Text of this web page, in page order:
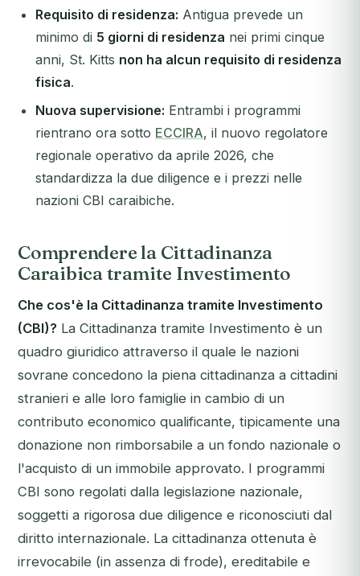
Requisito di residenza: Antigua prevede un
minimo di 5 giorni di residenza nei primi cinque
anni, St. Kitts non ha alcun requisito di residenza
fisica.
Nuova supervisione: Entrambi i programmi
rientrano ora sotto ECCIRA, il nuovo regolatore
regionale operativo da aprile 2026, che
standardizza la due diligence e i prezzi nelle
nazioni CBI caraibiche.
Comprendere la Cittadinanza
Caraibica tramite Investimento
Che cos'è la Cittadinanza tramite Investimento
(CBI)? La Cittadinanza tramite Investimento è un
quadro giuridico attraverso il quale le nazioni
sovrane concedono la piena cittadinanza a cittadini
stranieri e alle loro famiglie in cambio di un
contributo economico qualificante, tipicamente una
donazione non rimborsabile a un fondo nazionale o
l'acquisto di un immobile approvato. I programmi
CBI sono regolati dalla legislazione nazionale,
soggetti a rigorosa due diligence e riconosciuti dal
diritto internazionale. La cittadinanza ottenuta è
irrevocabile (in assenza di frode), ereditabile e